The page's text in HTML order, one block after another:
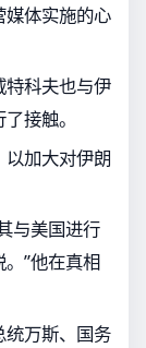
媒体实施的心
特科夫也与伊
接触。
加大对伊朗
与美国进行
”他在真相
统万斯、国务